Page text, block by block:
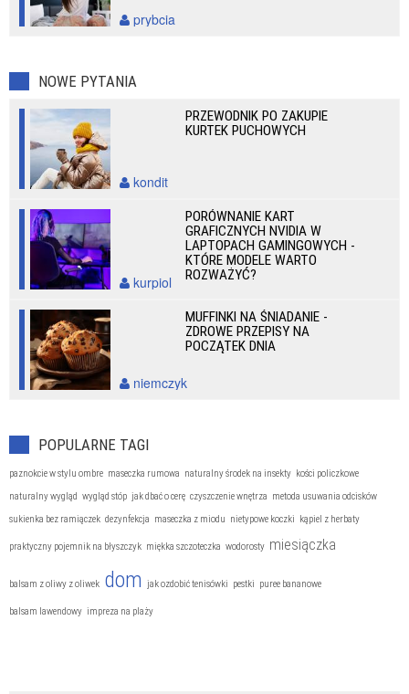
prybcia
NOWE PYTANIA
PRZEWODNIK PO ZAKUPIE
KURTEK PUCHOWYCH
kondit
PORÓWNANIE KART
GRAFICZNYCH NVIDIA W
LAPTOPACH GAMINGOWYCH -
KTÓRE MODELE WARTO
ROZWAŻYĆ?
kurpiol
MUFFINKI NA ŚNIADANIE -
ZDROWE PRZEPISY NA
POCZĄTEK DNIA
niemczyk
POPULARNE TAGI
paznokcie w stylu ombre maseczka rumowa naturalny środek na insekty kości policzkowe
naturalny wygląd wygląd stóp jak dbać o cerę czyszczenie wnętrza metoda usuwania odcisków
sukienka bez ramiączek dezynfekcja maseczka z miodu nietypowe koczki kąpiel z herbaty
praktyczny pojemnik na błyszczyk miękka szczoteczka wodorosty miesiączka
balsam z oliwy z oliwek dom jak ozdobić tenisówki pestki puree bananowe
balsam lawendowy impreza na plaży